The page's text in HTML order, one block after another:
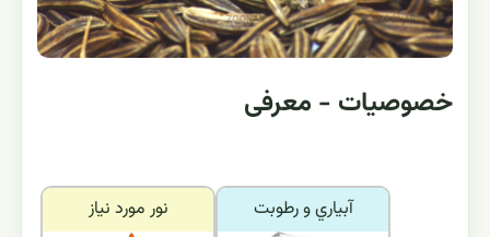
خصوصیات - معرفی
نور مورد نياز آبياري و رطوبت